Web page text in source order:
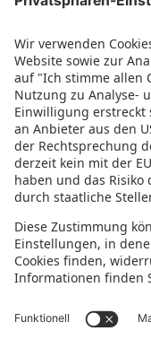
Entdecke
Marken – live in
FOLGE UNS!
IMMER